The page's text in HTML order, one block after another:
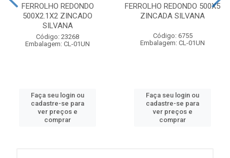
FERROLHO REDONDO
500X2.1X2 ZINCADO
SILVANA
Código: 23268
Embalagem: CL-01UN
Faça seu login ou
cadastre-se para
ver preços e
comprar
FERROLHO REDONDO 500X5
ZINCADA SILVANA
Código: 6755
Embalagem: CL-01UN
Faça seu login ou
cadastre-se para
ver preços e
comprar